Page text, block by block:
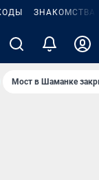
ЗНАКОМСТВА
Мост в Шаманке